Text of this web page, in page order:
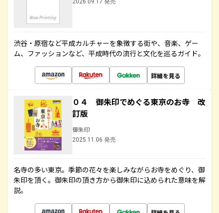
2026.09.17 発売
渋谷・原宿など平成カルチャーを象徴する街や、音楽、ゲー
ム、ファッションなど、平成時代の流行と文化を巡るガイド。
詳細を見る
０４ 御朱印でめぐる東京のお寺 改
訂版
御朱印
2025.11.06 発売
名寺の多い東京。季節の花々を楽しみながらお寺をめぐり、御
朱印を頂く。御朱印の頂き方から御朱印に込められた意味を解
説。